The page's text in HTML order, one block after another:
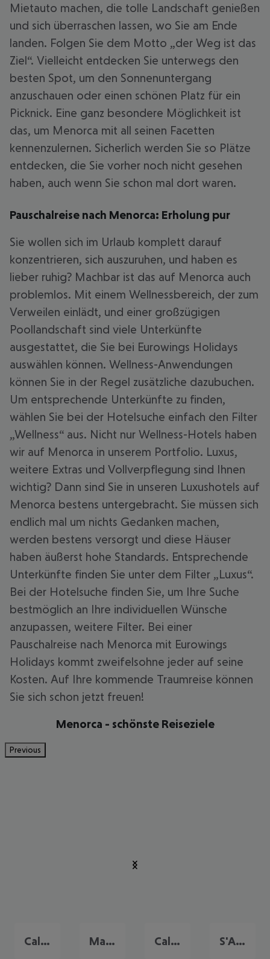
Mietauto machen, die tolle Landschaft genießen
und sich überraschen lassen, wo Sie am Ende
landen. Folgen Sie dem Motto „der Weg ist das
Ziel“. Vielleicht entdecken Sie unterwegs den
besten Spot, um den Sonnenuntergang
anzuschauen oder einen schönen Platz für ein
Picknick. Eine ganz besondere Möglichkeit ist
das, um Menorca mit all seinen Facetten
kennenzulernen. Sicherlich werden Sie so Plätze
entdecken, die Sie vorher noch nicht gesehen
haben, auch wenn Sie schon mal dort waren.
Pauschalreise nach Menorca: Erholung pur
Sie wollen sich im Urlaub komplett darauf
konzentrieren, sich auszuruhen, und haben es
lieber ruhig? Machbar ist das auf Menorca auch
problemlos. Mit einem Wellnessbereich, der zum
Verweilen einlädt, und einer großzügigen
Poollandschaft sind viele Unterkünfte
ausgestattet, die Sie bei Eurowings Holidays
auswählen können. Wellness-Anwendungen
können Sie in der Regel zusätzliche dazubuchen.
Um entsprechende Unterkünfte zu finden,
wählen Sie bei der Hotelsuche einfach den Filter
„Wellness“ aus. Nicht nur Wellness-Hotels haben
wir auf Menorca in unserem Portfolio. Luxus,
weitere Extras und Vollverpflegung sind Ihnen
wichtig? Dann sind Sie in unseren Luxushotels auf
Menorca bestens untergebracht. Sie müssen sich
endlich mal um nichts Gedanken machen,
werden bestens versorgt und diese Häuser
haben äußerst hohe Standards. Entsprechende
Unterkünfte finden Sie unter dem Filter „Luxus“.
Bei der Hotelsuche finden Sie, um Ihre Suche
bestmöglich an Ihre individuellen Wünsche
anzupassen, weitere Filter. Bei einer
Pauschalreise nach Menorca mit Eurowings
Holidays kommt zweifelsohne jeder auf seine
Kosten. Auf Ihre kommende Traumreise können
Sie sich schon jetzt freuen!
Menorca - schönste Reiseziele
Previous
Cala'n Bosch Mahon Cala Galdana S'Algar